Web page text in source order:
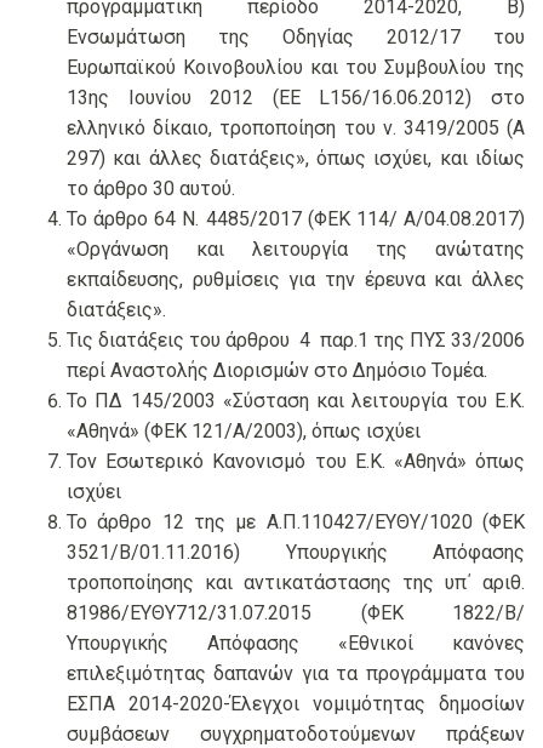
προγραμματική περίοδο 2014-2020, Β)
Ενσωμάτωση της Οδηγίας 2012/17 του
Ευρωπαϊκού Κοινοβουλίου και του Συμβουλίου της
13ης Ιουνίου 2012 (ΕΕ L156/16.06.2012) στο
ελληνικό δίκαιο, τροποποίηση του ν. 3419/2005 (Α
297) και άλλες διατάξεις», όπως ισχύει, και ιδίως
το άρθρο 30 αυτού.
Το άρθρο 64 Ν. 4485/2017 (ΦΕΚ 114/ Α/04.08.2017)
«Οργάνωση και λειτουργία της ανώτατης
εκπαίδευσης, ρυθμίσεις για την έρευνα και άλλες
διατάξεις».
Τις διατάξεις του άρθρου 4 παρ.1 της ΠΥΣ 33/2006
περί Αναστολής Διορισμών στο Δημόσιο Τομέα.
Το ΠΔ 145/2003 «Σύσταση και λειτουργία του Ε.Κ.
«Αθηνά» (ΦΕΚ 121/Α/2003), όπως ισχύει
Τον Εσωτερικό Κανονισμό του Ε.Κ. «Αθηνά» όπως
ισχύει
Το άρθρο 12 της με Α.Π.110427/ΕΥΘΥ/1020 (ΦΕΚ
3521/Β/01.11.2016) Υπουργικής Απόφασης
τροποποίησης και αντικατάστασης της υπ΄ αριθ.
81986/ΕΥΘΥ712/31.07.2015 (ΦΕΚ 1822/Β/
Υπουργικής Απόφασης «Εθνικοί κανόνες
επιλεξιμότητας δαπανών για τα προγράμματα του
ΕΣΠΑ 2014-2020-Έλεγχοι νομιμότητας δημοσίων
συμβάσεων συγχρηματοδοτούμενων πράξεων